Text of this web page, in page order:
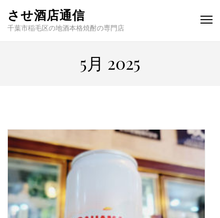
させ酒店通信
千葉市稲毛区の地酒本格焼酎の専門店
5月 2025